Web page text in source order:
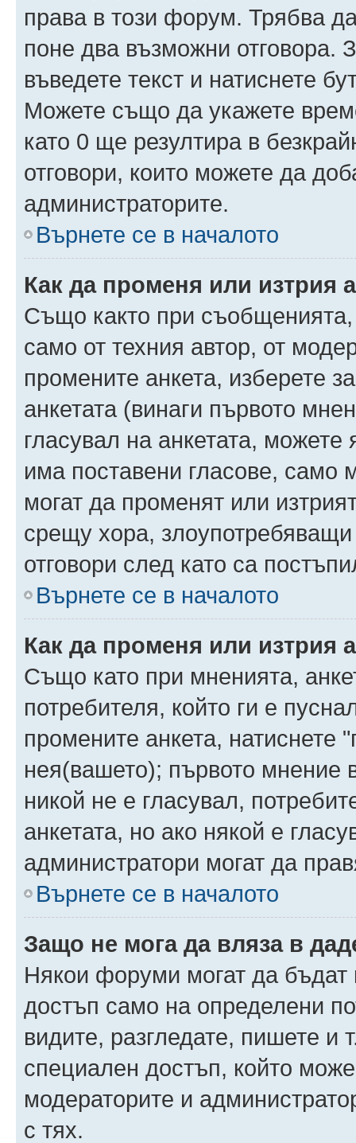
права в този форум. Трябва
поне два възможни отговора.
въведете текст и натиснете
Можете също да укажете
като 0 ще резултира в
отговори, които можете да
администраторите.
Върнете се в началото
Как да променя или изтрия
Също както при съобщенията,
само от техния автор, от
промените анкета, изберете
анкетата (винаги първото
гласувал на анкетата,
има поставени гласове, само
могат да променят или
срещу хора,
отговори след като са
Върнете се в началото
Как да променя или изтрия
Също като при мненията,
потребителя, който ги е
промените анкета, натиснете
нея(вашето); първото мнение
никой не е гласувал,
анкетата, но ако някой е
администратори могат да
Върнете се в началото
Защо не мога да вляза в
Някои форуми могат да бъдат
достъп само на определени
видите, разгледате, пишете
специален достъп, който
модераторите и
с тях.